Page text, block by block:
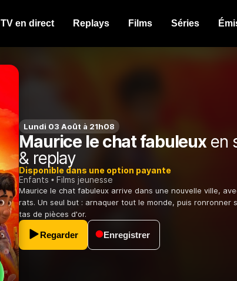
TV en direct Replays Films Séries
Lundi 03 Août à 21h08
Maurice le chat fabuleuxen
& replay
Disponible dans une option payante
Enfants
Films jeunesse
Maurice le chat fabuleux arrive dans une nouvelle ville,
rats. Un seul but : arnaquer tout le monde, puis ronronner
tas de pièces d'or.
Regarder Enregistrer